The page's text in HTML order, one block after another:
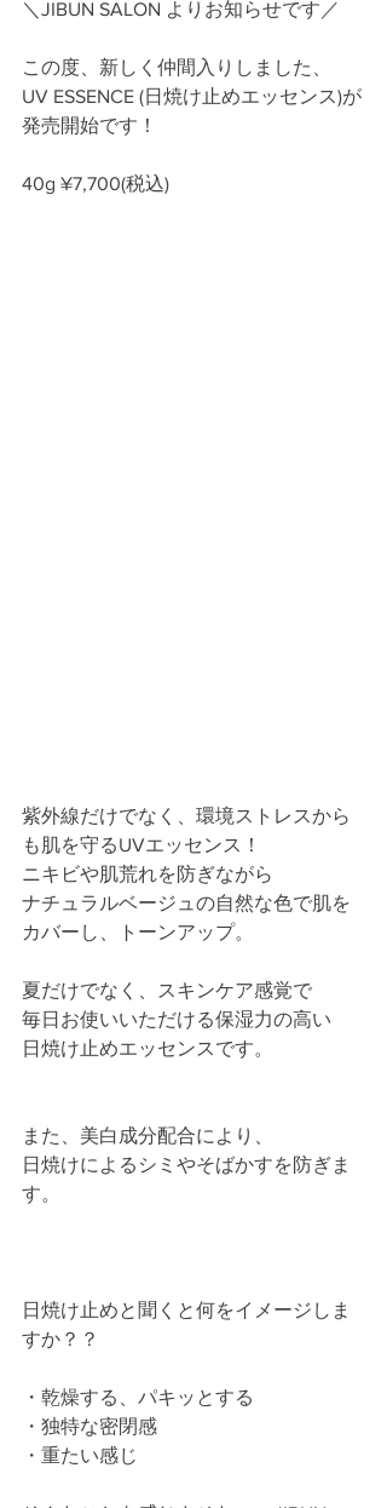
＼JIBUN SALON よりお知らせです／
この度、新しく仲間入りしました、
UV ESSENCE (日焼け止めエッセンス)が
発売開始です！
40g ¥7,700(税込)
紫外線だけでなく、環境ストレスから
も肌を守るUVエッセンス！
ニキビや肌荒れを防ぎながら
ナチュラルベージュの自然な色で肌を
カバーし、トーンアップ。
夏だけでなく、スキンケア感覚で
毎日お使いいただける保湿力の高い
日焼け止めエッセンスです。
また、美白成分配合により、
日焼けによるシミやそばかすを防ぎま
す。
日焼け止めと聞くと何をイメージしま
すか？？
・乾燥する、パキッとする
・独特な密閉感
・重たい感じ